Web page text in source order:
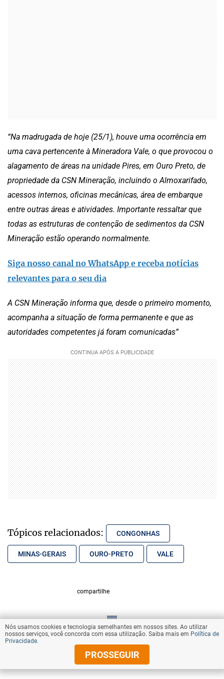
“Na madrugada de hoje (25/1), houve uma ocorrência em
uma cava pertencente à Mineradora Vale, o que provocou o
alagamento de áreas na unidade Pires, em Ouro Preto, de
propriedade da CSN Mineração, incluindo o Almoxarifado,
acessos internos, oficinas mecânicas, área de embarque
entre outras áreas e atividades. Importante ressaltar que
todas as estruturas de contenção de sedimentos da CSN
Mineração estão operando normalmente.
Siga nosso canal no WhatsApp e receba notícias
relevantes para o seu dia
A CSN Mineração informa que, desde o primeiro momento,
acompanha a situação de forma permanente e que as
autoridades competentes já foram comunicadas”
Tópicos relacionados: CONGONHAS
MINAS-GERAIS OURO-PRETO VALE
compartilhe
VOLTAR AO TOPO
© Copyright 2026 Diários Associados
Nós usamos cookies e tecnologia semelhantes em nossos sites. Ao utilizar
nossos serviços, você concorda com essa utilização. Saiba mais em Política de
Privacidade.
PROSSEGUIR